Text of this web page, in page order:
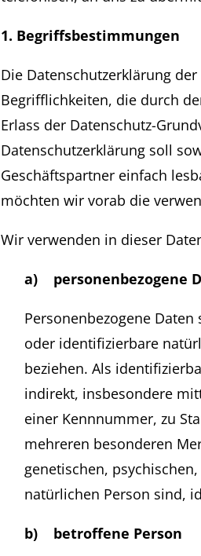
1. Begriffsbestimmungen
Die Datenschutzerklärung
Begrifflichkeiten, die durch
Erlass der Datenschutz-
Datenschutzerklärung soll
Geschäftspartner einfach
möchten wir vorab die
Wir verwenden in dieser
a) personenbezogene
Personenbezogene
oder identifizierbare
beziehen. Als
indirekt, insbesondere
einer Kennnummer, zu
mehreren besonderen
genetischen,
natürlichen Person sind,
b) betroffene Person